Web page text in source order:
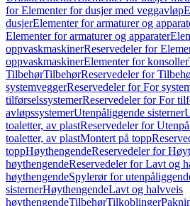
for Elementer for dusjer med veggavløp
dusjerElementer for armaturer og
Elementer for armaturer og apparater
oppvaskmaskinerReservedeler for
oppvaskmaskinerElementer for konsoller
TilbehørTilbehørReservedeler for
systemveggerReservedeler for For
tilførselssystemerReservedeler for For
avløpssystemerUtenpåliggende sisterner
toaletter, av plastReservedeler for
toaletter, av plastMontert på topp
toppHøythengendeReservedeler for
høythengendeReservedeler for Lavt og
høythengendeSpylerør for
sisternerHøythengendeLavt og halvveis
høythengendeTilbehørTilkoblinger